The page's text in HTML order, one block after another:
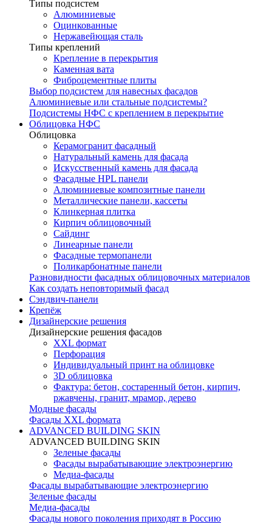
Типы подсистем
Алюминиевые
Оцинкованные
Нержавейющая сталь
Типы креплений
Крепление в перекрытия
Каменная вата
Фиброцементные плиты
Выбор подсистем для навесных фасадов
Алюминиевые или стальные подсистемы?
Подсистемы НФС с креплением в перекрытие
Облицовка НФС
Облицовка
Керамогранит фасадный
Натуральный камень для фасада
Искусственный камень для фасада
Фасадные HPL панели
Алюминиевые композитные панели
Металлические панели, кассеты
Клинкерная плитка
Кирпич облицовочный
Сайдинг
Линеарные панели
Фасадные термопанели
Поликарбонатные панели
Разновидности фасадных облицовочных материалов
Как создать неповторимый фасад
Сэндвич-панели
Крепёж
Дизайнерские решения
Дизайнерские решения фасадов
XXL формат
Перфорация
Индивидуальный принт на облицовке
3D облицовка
Фактура: бетон, состаренный бетон, кирпич,
ржавчены, гранит, мрамор, дерево
Модные фасады
Фасады XXL формата
ADVANCED BUILDING SKIN
ADVANCED BUILDING SKIN
Зеленые фасады
Фасады вырабатывающие электроэнергию
Медиа-фасады
Фасады вырабатывающие электроэнергию
Зеленые фасады
Медиа-фасады
Фасады нового поколения приходят в Россию